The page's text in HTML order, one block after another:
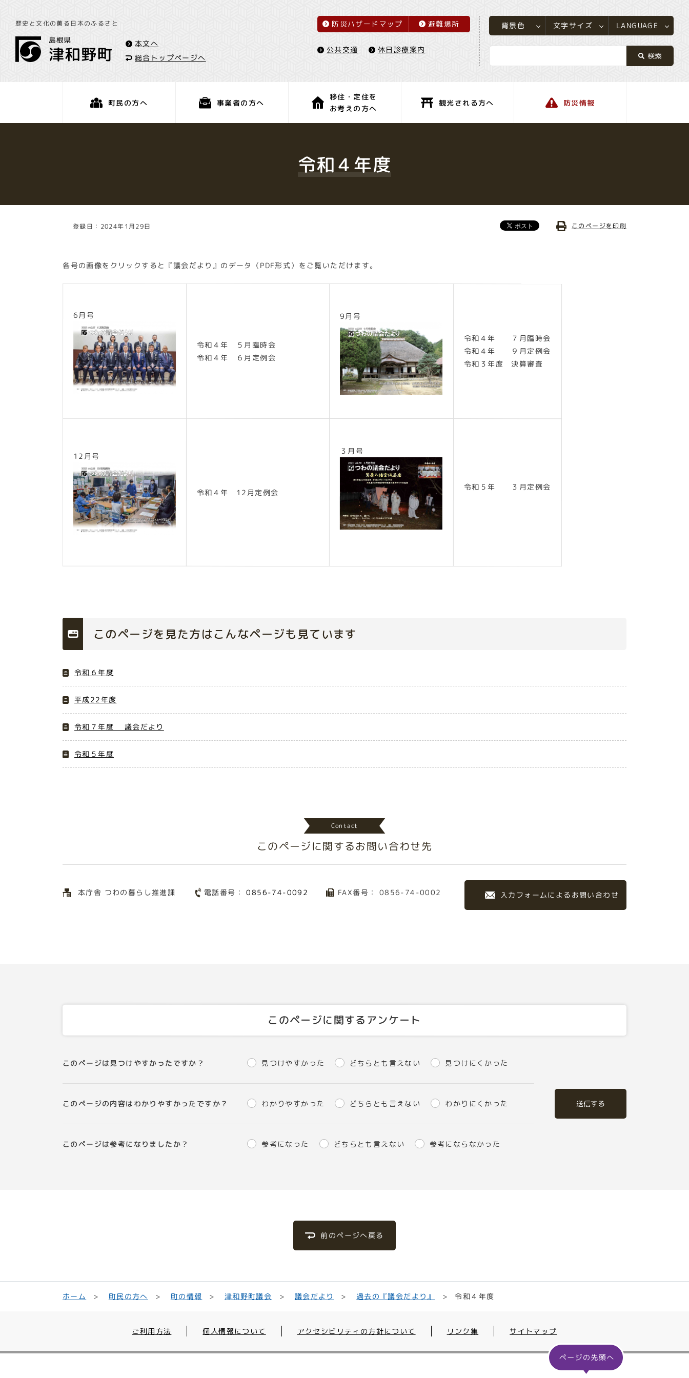
歴史と文化の薫る日本のふるさと
本文へ
総合トップページへ
防災ハザードマップ 避難場所
公共交通 休日診療案内
背景色 文字サイズ LANGUAGE
町民の方へ 事業者の方へ
移住・定住を
お考えの方へ
観光される方へ 防災情報
令和４年度
登録日：2024年1月29日 このページを印刷
各号の画像をクリックすると『議会だより』のデータ（PDF形式）をご覧いただけます。
6月号
令和４年 ５月臨時会
令和４年 ６月定例会
9月号
令和４年 ７月臨時会
令和４年 ９月定例会
令和３年度 決算審査
12月号
令和４年 12月定例会
３月号
令和５年 ３月定例会
このページを見た方はこんなページも見ています
令和６年度
平成22年度
令和７年度 議会だより
令和５年度
Contact
このページに関するお問い合わせ先
本庁舎 つわの暮らし推進課 電話番号：0856-74-0092 FAX番号： 0856-74-0002 入力フォームによるお問い合わせ
このページに関するアンケート
このページは見つけやすかったですか？ 見つけやすかった どちらとも言えない 見つけにくかった
このページの内容はわかりやすかったですか？ わかりやすかった どちらとも言えない わかりにくかった
このページは参考になりましたか？ 参考になった どちらとも言えない 参考にならなかった
送信する
前のページへ戻る
ホーム 町民の方へ 町の情報 津和野町議会 議会だより 過去の『議会だより』 令和４年度
ご利用方法 個人情報について アクセシビリティの方針について リンク集 サイトマップ